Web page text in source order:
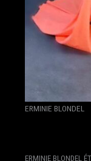
ERMINIE BLONDEL
ERMINIE BLONDEL